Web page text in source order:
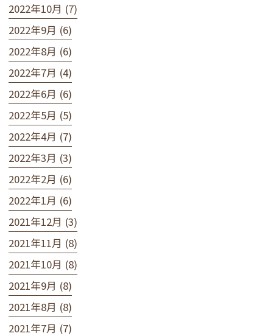
2022年10月 (7)
2022年9月 (6)
2022年8月 (6)
2022年7月 (4)
2022年6月 (6)
2022年5月 (5)
2022年4月 (7)
2022年3月 (3)
2022年2月 (6)
2022年1月 (6)
2021年12月 (3)
2021年11月 (8)
2021年10月 (8)
2021年9月 (8)
2021年8月 (8)
2021年7月 (7)